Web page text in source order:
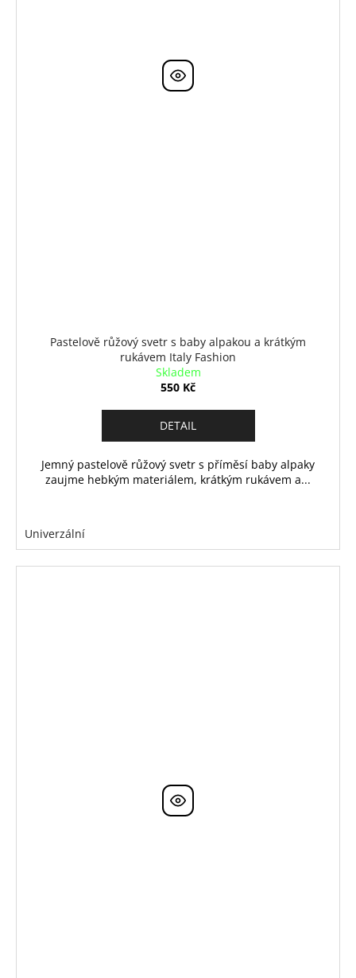
Pastelově růžový svetr s baby alpakou a krátkým
rukávem Italy Fashion
Skladem
550 Kč
DETAIL
Jemný pastelově růžový svetr s příměsí baby alpaky
zaujme hebkým materiálem, krátkým rukávem a...
Univerzální